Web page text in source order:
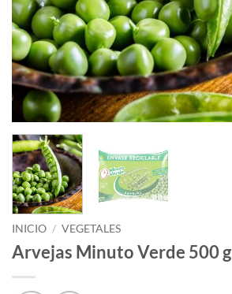
INICIO / VEGETALES
Arvejas Minuto Verde 500 g